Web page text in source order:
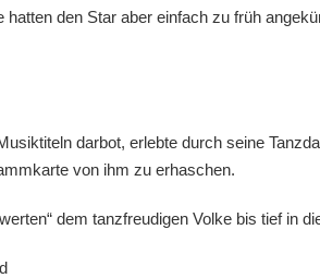
den Star aber einfach zu früh
darbot, erlebte durch seine
von ihm zu erhaschen.
dem tanzfreudigen Volke bis tief in